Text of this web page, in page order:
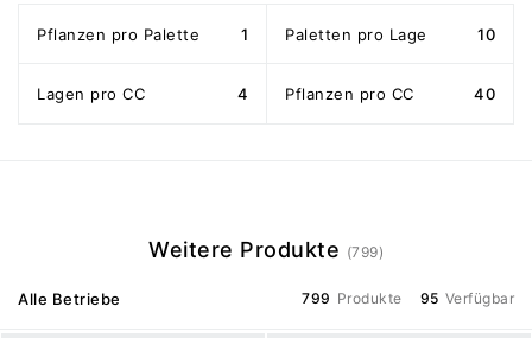
Pflanzen pro Palette 1 Paletten pro Lage 10
Lagen pro CC 4 Pflanzen pro CC 40
Weitere Produkte (799)
Alle Betriebe 799 Produkte 95 Verfügbar